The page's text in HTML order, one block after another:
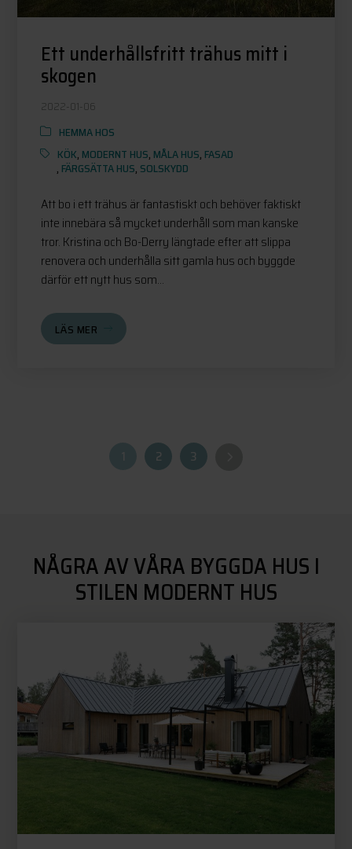
Ett underhållsfritt trähus mitt i
skogen
2022-01-06
HEMMA HOS
KÖK, MODERNT HUS, MÅLA HUS, FASAD
, FÄRGSÄTTA HUS, SOLSKYDD
Att bo i ett trähus är fantastiskt och behöver faktiskt
inte innebära så mycket underhåll som man kanske
tror. Kristina och Bo-Derry längtade efter att slippa
renovera och underhålla sitt gamla hus och byggde
därför ett nytt hus som...
LÄS MER
2 3
NÅGRA AV VÅRA BYGGDA HUS I
STILEN MODERNT HUS